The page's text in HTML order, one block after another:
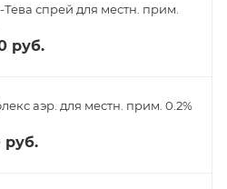
спрей для местн. прим.
руб.
аэр. для местн. прим. 0.2%
руб.